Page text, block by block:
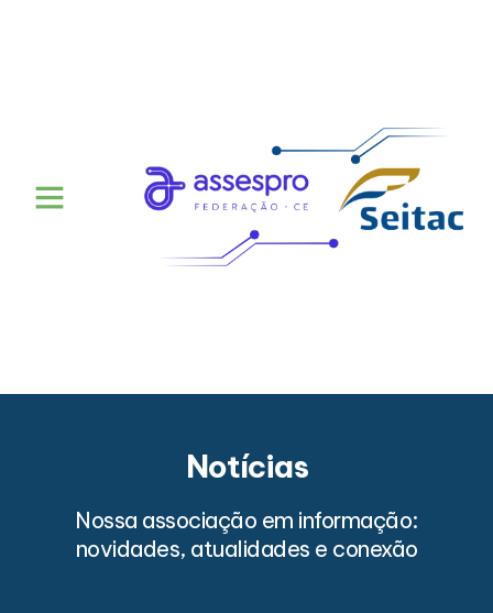
Notícias
Nossa associação em informação:
novidades, atualidades e conexão